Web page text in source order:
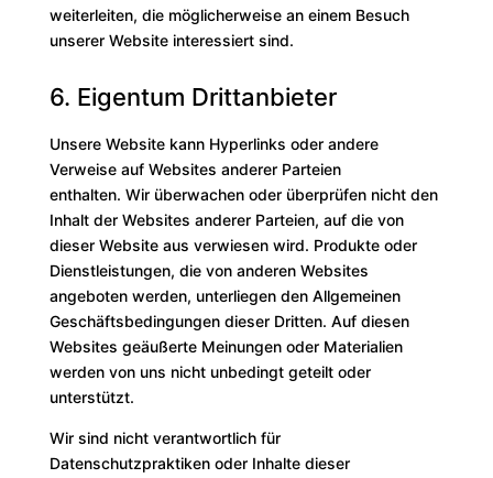
weiterleiten, die möglicherweise an einem Besuch
unserer Website interessiert sind.
6. Eigentum Drittanbieter
Unsere Website kann Hyperlinks oder andere
Verweise auf Websites anderer Parteien
enthalten. Wir überwachen oder überprüfen nicht den
Inhalt der Websites anderer Parteien, auf die von
dieser Website aus verwiesen wird. Produkte oder
Dienstleistungen, die von anderen Websites
angeboten werden, unterliegen den Allgemeinen
Geschäftsbedingungen dieser Dritten. Auf diesen
Websites geäußerte Meinungen oder Materialien
werden von uns nicht unbedingt geteilt oder
unterstützt.
Wir sind nicht verantwortlich für
Datenschutzpraktiken oder Inhalte dieser